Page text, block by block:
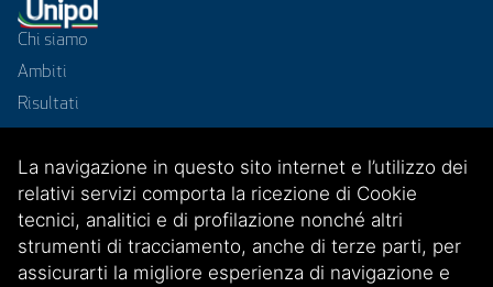
Chi siamo
Ambiti
Risultati
News
Contatti
Reti
La navigazione in questo sito internet e l’utilizzo dei
relativi servizi comporta la ricezione di Cookie
tecnici, analitici e di profilazione nonché altri
strumenti di tracciamento, anche di terze parti, per
assicurarti la migliore esperienza di navigazione e